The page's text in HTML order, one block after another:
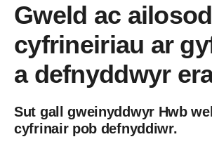
Gweld ac ailosod
cyfrineiriau ar
a defnyddwyr
Sut gall gweinyddwyr Hwb
cyfrinair pob defnyddiwr.